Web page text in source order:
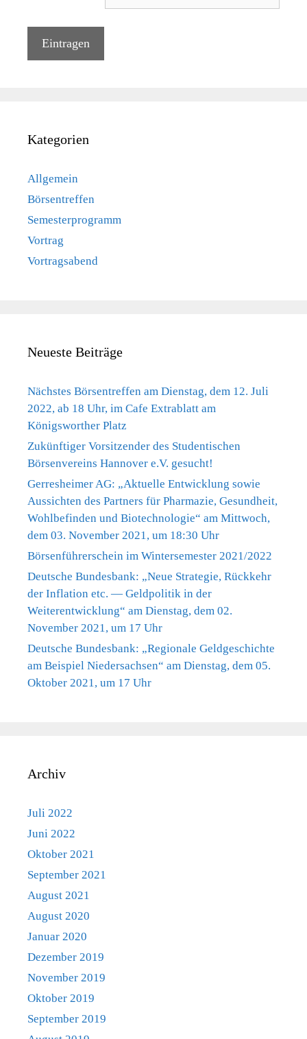
Kategorien
Allgemein
Börsentreffen
Semesterprogramm
Vortrag
Vortragsabend
Neueste Beiträge
Nächstes Börsentreffen am Dienstag, dem 12. Juli
2022, ab 18 Uhr, im Cafe Extrablatt am
Königsworther Platz
Zukünftiger Vorsitzender des Studentischen
Börsenvereins Hannover e.V. gesucht!
Gerresheimer AG: „Aktuelle Entwicklung sowie
Aussichten des Partners für Pharmazie, Gesundheit,
Wohlbefinden und Biotechnologie“ am Mittwoch,
dem 03. November 2021, um 18:30 Uhr
Börsenführerschein im Wintersemester 2021/2022
Deutsche Bundesbank: „Neue Strategie, Rückkehr
der Inflation etc. — Geldpolitik in der
Weiterentwicklung“ am Dienstag, dem 02.
November 2021, um 17 Uhr
Deutsche Bundesbank: „Regionale Geldgeschichte
am Beispiel Niedersachsen“ am Dienstag, dem 05.
Oktober 2021, um 17 Uhr
Archiv
Juli 2022
Juni 2022
Oktober 2021
September 2021
August 2021
August 2020
Januar 2020
Dezember 2019
November 2019
Oktober 2019
September 2019